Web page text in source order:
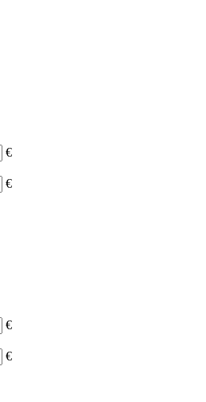
€
€
€
€